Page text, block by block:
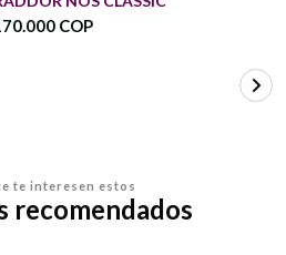
COP
te interesen estos
recomendados